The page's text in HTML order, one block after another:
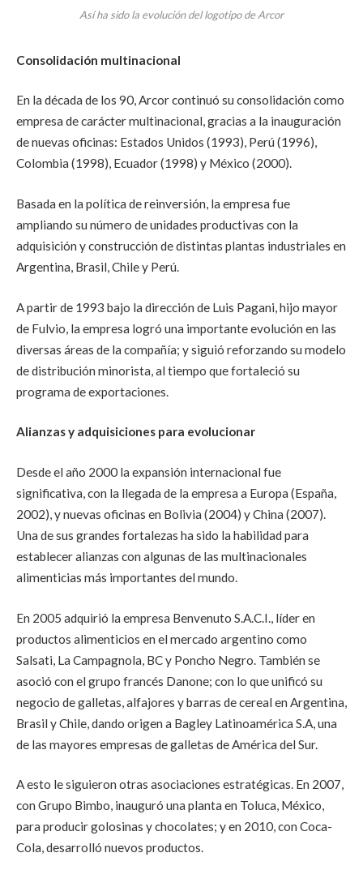
Así ha sido la evolución del logotipo de Arcor
Consolidación multinacional
En la década de los 90, Arcor continuó su consolidación como
empresa de carácter multinacional, gracias a la inauguración
de nuevas oficinas: Estados Unidos (1993), Perú (1996),
Colombia (1998), Ecuador (1998) y México (2000).
Basada en la política de reinversión, la empresa fue
ampliando su número de unidades productivas con la
adquisición y construcción de distintas plantas industriales en
Argentina, Brasil, Chile y Perú.
A partir de 1993 bajo la dirección de Luis Pagani, hijo mayor
de Fulvio, la empresa logró una importante evolución en las
diversas áreas de la compañía; y siguió reforzando su modelo
de distribución minorista, al tiempo que fortaleció su
programa de exportaciones.
Alianzas y adquisiciones para evolucionar
Desde el año 2000 la expansión internacional fue
significativa, con la llegada de la empresa a Europa (España,
2002), y nuevas oficinas en Bolivia (2004) y China (2007).
Una de sus grandes fortalezas ha sido la habilidad para
establecer alianzas con algunas de las multinacionales
alimenticias más importantes del mundo.
En 2005 adquirió la empresa Benvenuto S.A.C.I., líder en
productos alimenticios en el mercado argentino como
Salsati, La Campagnola, BC y Poncho Negro. También se
asoció con el grupo francés Danone; con lo que unificó su
negocio de galletas, alfajores y barras de cereal en Argentina,
Brasil y Chile, dando origen a Bagley Latinoamérica S.A, una
de las mayores empresas de galletas de América del Sur.
A esto le siguieron otras asociaciones estratégicas. En 2007,
con Grupo Bimbo, inauguró una planta en Toluca, México,
para producir golosinas y chocolates; y en 2010, con Coca-
Cola, desarrolló nuevos productos.